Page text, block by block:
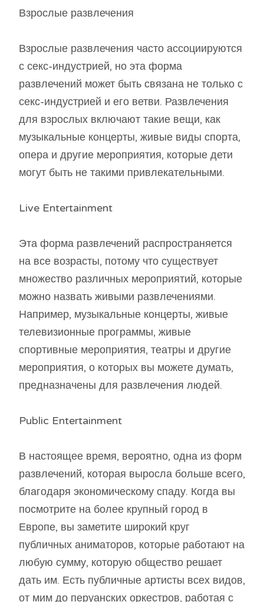
Взрослые развлечения
Взрослые развлечения часто ассоциируются
с секс-индустрией, но эта форма
развлечений может быть связана не только с
секс-индустрией и его ветви. Развлечения
для взрослых включают такие вещи, как
музыкальные концерты, живые виды спорта,
опера и другие мероприятия, которые дети
могут быть не такими привлекательными.
Live Entertainment
Эта форма развлечений распространяется
на все возрасты, потому что существует
множество различных мероприятий, которые
можно назвать живыми развлечениями.
Например, музыкальные концерты, живые
телевизионные программы, живые
спортивные мероприятия, театры и другие
мероприятия, о которых вы можете думать,
предназначены для развлечения людей.
Public Entertainment
В настоящее время, вероятно, одна из форм
развлечений, которая выросла больше всего,
благодаря экономическому спаду. Когда вы
посмотрите на более крупный город в
Европе, вы заметите широкий круг
публичных аниматоров, которые работают на
любую сумму, которую общество решает
дать им. Есть публичные артисты всех видов,
от мим до перуанских оркестров, работая с